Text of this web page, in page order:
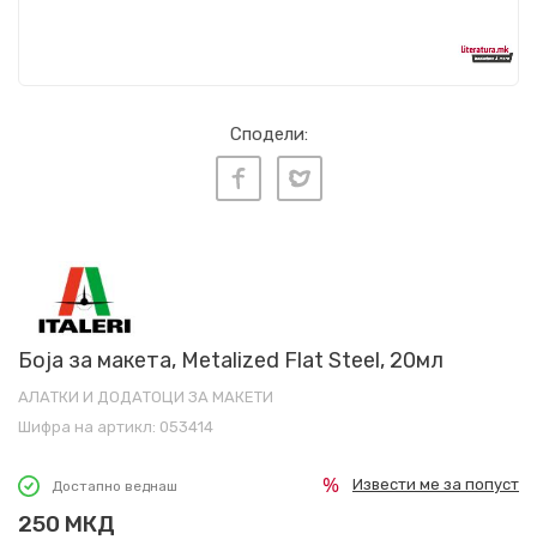
Сподели:
Боја за макета, Metalized Flat Steel, 20мл
АЛАТКИ И ДОДАТОЦИ ЗА МАКЕТИ
Шифра на артикл: 053414
Достапно веднаш
250 МКД
Извести ме за попуст